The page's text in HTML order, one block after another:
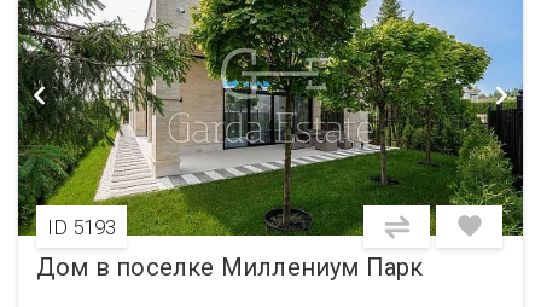
ID 5193
Дом в поселке Миллениум Парк